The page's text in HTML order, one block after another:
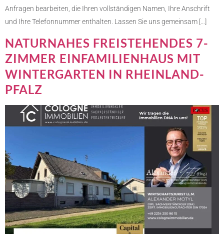
Anfragen bearbeiten, die Ihren vollständigen Namen, Ihre Anschrift
und Ihre Telefonnummer enthalten. Lassen Sie uns gemeinsam […]
NATURNAHES FREISTEHENDES 7-
ZIMMER EINFAMILIENHAUS MIT
WINTERGARTEN IN RHEINLAND-
PFALZ